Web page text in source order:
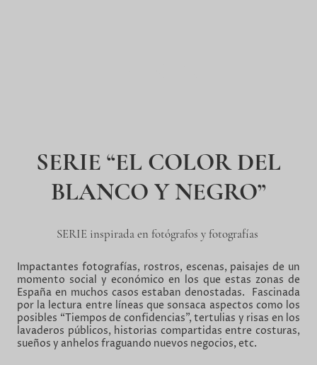
SERIE “EL COLOR DEL
BLANCO Y NEGRO”
SERIE inspirada en fotógrafos y fotografías
Impactantes fotografías, rostros, escenas, paisajes de un
momento social y económico en los que estas zonas de
España en muchos casos estaban denostadas. Fascinada
por la lectura entre líneas que sonsaca aspectos como los
posibles “Tiempos de confidencias”, tertulias y risas en los
lavaderos públicos, historias compartidas entre costuras,
sueños y anhelos fraguando nuevos negocios, etc.